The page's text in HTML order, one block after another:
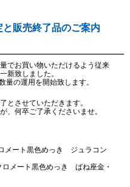
販売終了品のご案内
でお買い物いただけるよう従来
新致しました。
の運用を開始致します。
とさせていただきます。
、何卒ご了承くださいませ。
メート黒色めっき ジュラコン
メート黒色めっき ばね座金・